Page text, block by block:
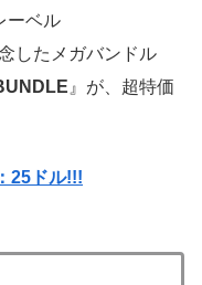
ーベル
したメガバンドル
』が、超特価
25ドル!!!